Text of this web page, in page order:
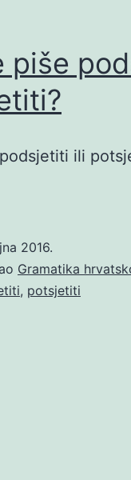
piše
ili
2016.
Gramatika
, potsjetiti